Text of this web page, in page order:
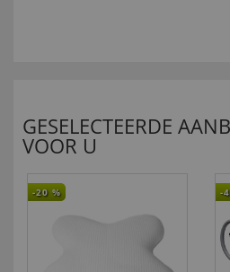
GESELECTEERDE
VOOR U
-20 % -